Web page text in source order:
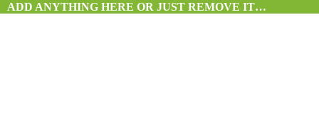
ADD ANYTHING HERE OR JUST REMOVE IT…